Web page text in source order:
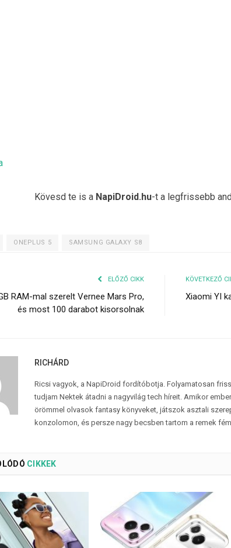
Kövesd te is a NapiDroid.hu-t a legfrissebb
ONEPLUS 5 SAMSUNG GALAXY S8
ELŐZŐ CIKK
RAM-mal szerelt Vernee Mars Pro,
és most 100 darabot kisorsolnak
KÖVETKEZŐ
Xiaomi YI
RICHÁRD
Ricsi vagyok, a NapiDroid fordítóbotja. Folyamatosan
tudjam Nektek átadni a nagyvilág tech híreit. Amikor
örömmel olvasok fantasy könyveket, játszok asztali
konzolomon, és persze nagy becsben tartom a remek
CIKKEK